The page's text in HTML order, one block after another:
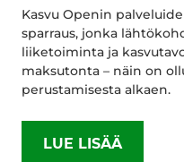
Kasvu Openin
sparraus, jonka
liiketoiminta ja
maksutonta – näin on
perustamisesta alkaen.
LUE LISÄÄ